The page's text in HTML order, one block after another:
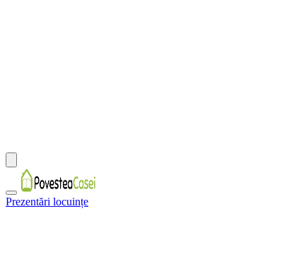
Prezentări locuințe